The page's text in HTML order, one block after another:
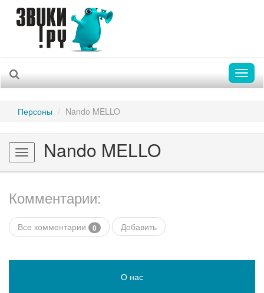
Персоны Nando MELLO
Toggle
navigation
Nando MELLO
Комментарии:
Все комментарии 0 Добавить
О нас